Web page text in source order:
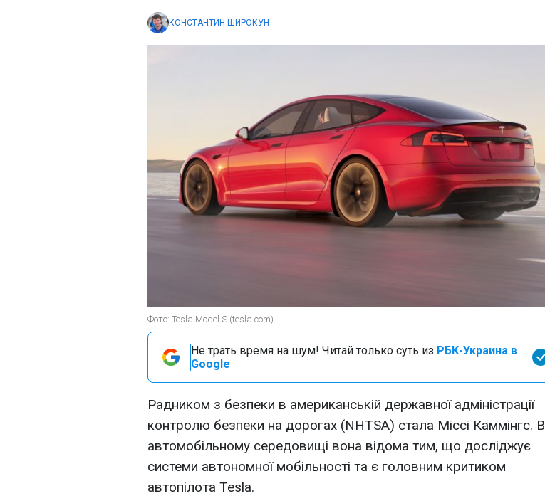
КОНСТАНТИН ШИРОКУН
Фото: Tesla Model S (tesla.com)
Не трать время на шум! Читай только суть из РБК-Украина в
Google
Радником з безпеки в американській державної адміністрації
контролю безпеки на дорогах (NHTSA) стала Міссі Каммінгс. В
автомобільному середовищі вона відома тим, що досліджує
системи автономної мобільності та є головним критиком
автопілота Tesla.